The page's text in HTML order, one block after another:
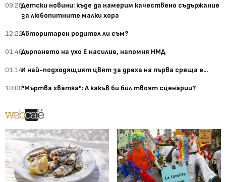
09:28Детски новини: къде да намерим качествено съдържание
за любопитните малки хора
12:22Авторитарен родител ли съм?
01:46Дърпането на ухо Е насилие, напомня НМД
01:14И най-подходящият цвят за дреха на първа среща е...
10:00"Мъртва хватка": А какъв би бил твоят сценарии?